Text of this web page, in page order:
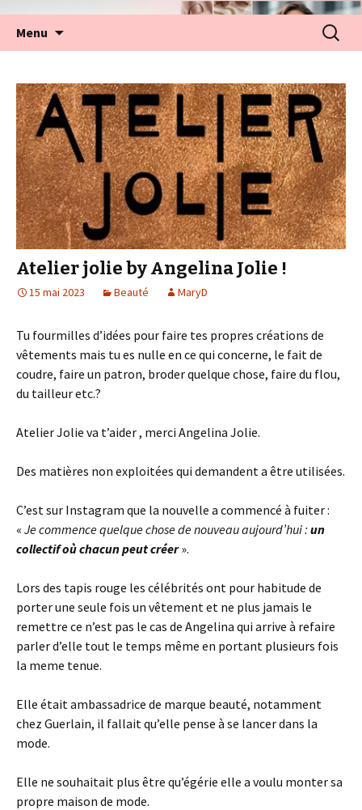
Menu
Atelier jolie by Angelina Jolie !
15 mai 2023 Beauté MaryD
Tu fourmilles d’idées pour faire tes propres créations de
vêtements mais tu es nulle en ce qui concerne, le fait de
coudre, faire un patron, broder quelque chose, faire du flou,
du tailleur etc.?
Atelier Jolie va t’aider , merci Angelina Jolie.
Des matières non exploitées qui demandent a être utilisées.
C’est sur Instagram que la nouvelle a commencé à fuiter :
« Je commence quelque chose de nouveau aujourd’hui : un
collectif où chacun peut créer».
Lors des tapis rouge les célébrités ont pour habitude de
porter une seule fois un vêtement et ne plus jamais le
remettre ce n’est pas le cas de Angelina qui arrive à refaire
parler d’elle tout le temps même en portant plusieurs fois
la meme tenue.
Elle était ambassadrice de marque beauté, notamment
chez Guerlain, il fallait qu’elle pense à se lancer dans la
mode.
Elle ne souhaitait plus être qu’égérie elle a voulu monter sa
propre maison de mode.